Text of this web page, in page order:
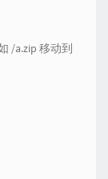
/a.zip 移动到